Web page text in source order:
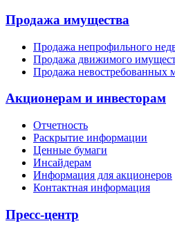
Продажа имущества
Продажа непрофильного
Продажа движимого
Продажа невостребованных
Акционерам и инвесторам
Отчетность
Раскрытие информации
Ценные бумаги
Инсайдерам
Информация для акционеров
Контактная информация
Пресс-центр